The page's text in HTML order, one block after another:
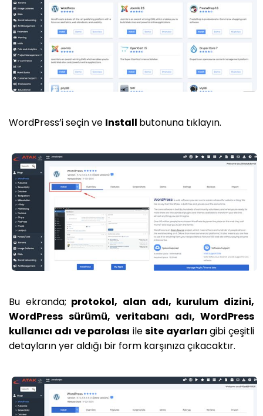
WordPress’i seçin ve Install butonuna tıklayın.
Bu ekranda; protokol, alan adı, kurulum dizini,
WordPress sürümü, veritabanı adı, WordPress
kullanıcı adı ve parolası ilesite ayarları gibi çeşitli
detayların yer aldığı bir form karşınıza çıkacaktır.